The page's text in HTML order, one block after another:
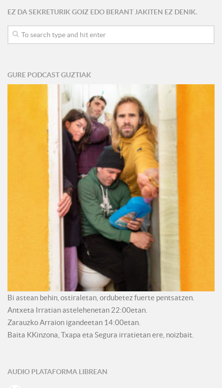
EZ DA SEKRETURIK GOIZ EDO BERANT JAKITEN EZ DENIK.
GURE PODCAST GUZTIAK
Bi astean behin, ostiraletan, ordubetez fuerte pentsatzen.
Antxeta Irratian astelehenetan 22:00etan.
Zarauzko Arraion igandeetan 14:00etan.
Baita KKinzona, Txapa eta Segura irratietan ere, noizbait.
AUDIO PLATAFORMA LIBREAN